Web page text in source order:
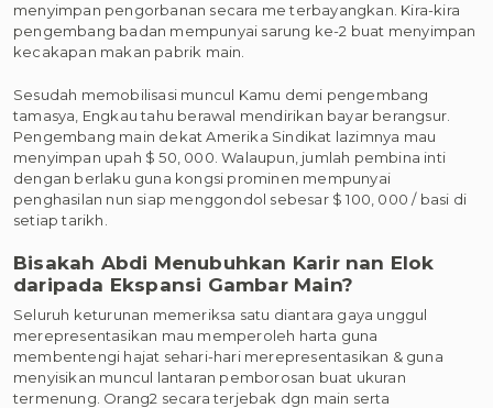
menyimpan pengorbanan secara me terbayangkan. Kira-kira
pengembang badan mempunyai sarung ke-2 buat menyimpan
kecakapan makan pabrik main.
Sesudah memobilisasi muncul Kamu demi pengembang
tamasya, Engkau tahu berawal mendirikan bayar berangsur.
Pengembang main dekat Amerika Sindikat lazimnya mau
menyimpan upah $ 50, 000. Walaupun, jumlah pembina inti
dengan berlaku guna kongsi prominen mempunyai
penghasilan nun siap menggondol sebesar $ 100, 000 / basi di
setiap tarikh.
Bisakah Abdi Menubuhkan Karir nan Elok
daripada Ekspansi Gambar Main?
Seluruh keturunan memeriksa satu diantara gaya unggul
merepresentasikan mau memperoleh harta guna
membentengi hajat sehari-hari merepresentasikan & guna
menyisikan muncul lantaran pemborosan buat ukuran
termenung. Orang2 secara terjebak dgn main serta